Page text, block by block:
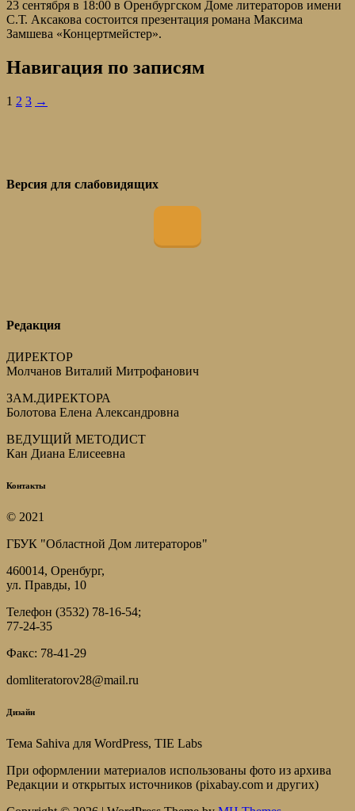
23 сентября в 18:00 в Оренбургском Доме литераторов имени
С.Т. Аксакова состоится презентация романа Максима
Замшева «Концертмейстер».
Навигация по записям
1 2 3 →
Версия для слабовидящих
Редакция
ДИРЕКТОР
Молчанов Виталий Митрофанович
ЗАМ.ДИРЕКТОРА
Болотова Елена Александровна
ВЕДУЩИЙ МЕТОДИСТ
Кан Диана Елисеевна
Контакты
© 2021
ГБУК "Областной Дом литераторов"
460014, Оренбург,
ул. Правды, 10
Телефон (3532) 78-16-54;
77-24-35
Факс: 78-41-29
domliteratorov28@mail.ru
Дизайн
Тема Sahiva для WordPress, TIE Labs
При оформлении материалов использованы фото из архива
Редакции и открытых источников (pixabay.com и других)